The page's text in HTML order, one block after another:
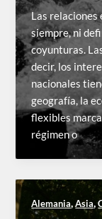
Las relaciones
siempre, ni
coyunturas.
decir, los
nacionales
geografía, la
flexibles
régimen o
Alemania,Asia,